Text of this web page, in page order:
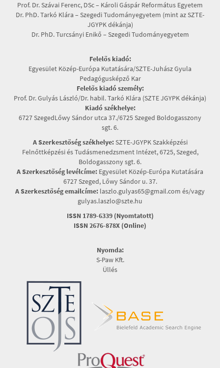
Prof. Dr. Szávai Ferenc, DSc – Károli Gáspár Református Egyetem
Dr. PhD. Tarkó Klára – Szegedi Tudományegyetem (mint az SZTE-
JGYPK dékánja)
Dr. PhD. Turcsányi Enikő – Szegedi Tudományegyetem
Felelős kiadó:
Egyesület Közép-Európa Kutatására/SZTE-Juhász Gyula
Pedagógusképző Kar
Felelős kiadó személy:
Prof. Dr. Gulyás László/Dr. habil. Tarkó Klára (SZTE JGYPK dékánja)
Kiadó székhelye:
6727 SzegedLőwy Sándor utca 37./6725 Szeged Boldogasszony
sgt. 6.
A Szerkesztőség székhelye:SZTE-JGYPK Szakképzési
Felnőttképzési és Tudásmenedzsment Intézet, 6725, Szeged,
Boldogasszony sgt. 6.
A Szerkesztőség levélcíme: Egyesület Közép-Európa Kutatására
6727 Szeged, Lőwy Sándor u. 37.
A Szerkesztőség emailcíme: laszlo.gulyas65@gmail.com és/vagy
gulyas.laszlo@szte.hu
ISSN 1789-6339 (Nyomtatott)
ISSN 2676-878X (Online)
Nyomda:
S-Paw Kft.
Üllés